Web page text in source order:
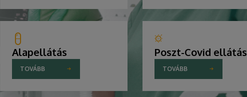
Alapellátás
TOVÁBB
Poszt-Covid ellátás
TOVÁBB